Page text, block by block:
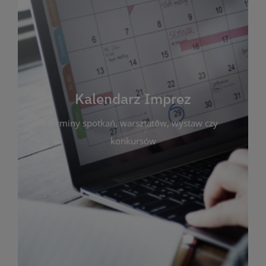
Kalendarz Imprez
terminy spotkań, warsztatów, wystaw czy
konkursów
Kalendarz Imprez
Zakładka ta gromadzi wszystkie planowane
wydarzenia kulturalne i edukacyjne organizowane
przez bibliotekę. Możesz tu sprawdzić terminy
spotkań, warsztatów, wystaw czy konkursów.
Dzięki przejrzystemu kalendarzowi łatwo
zaplanujesz udział w interesujących Cię
wydarzeniach. Aktualizujemy harmonogram na
bieżąco, by zawsze był zgodny z planem pracy
biblioteki. Zapraszamy do śledzenia i uczestnictwa
w życiu kulturalnym miasta!
WIĘCEJ